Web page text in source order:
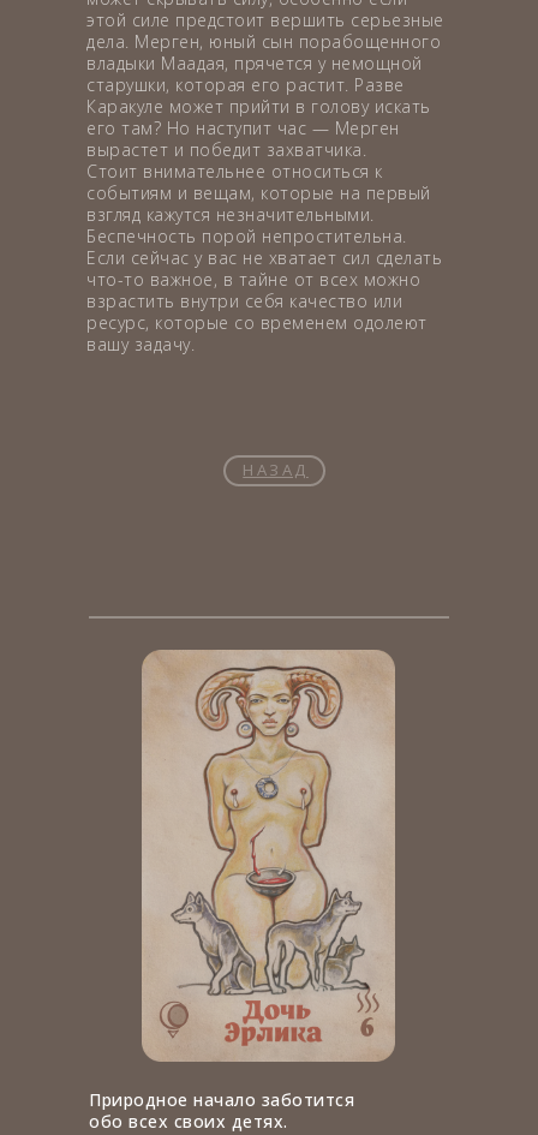
этой силе предстоит вершить серьезные
дела. Мерген, юный сын порабощенного
владыки Маадая, прячется у немощной
старушки, которая его растит. Разве
Каракуле может прийти в голову искать
его там? Но наступит час — Мерген
вырастет и победит захватчика.
Стоит внимательнее относиться к
событиям и вещам, которые на первый
взгляд кажутся незначительными.
Беспечность порой непростительна.
Если сейчас у вас не хватает сил сделать
что-то важное, в тайне от всех можно
взрастить внутри себя качество или
ресурс, которые со временем одолеют
вашу задачу.
НАЗАД
Природное начало заботится
обо всех своих детях.